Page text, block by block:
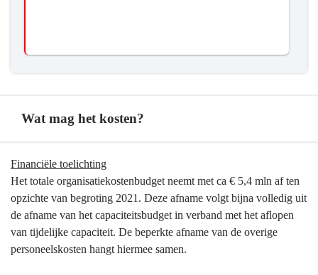
Wat mag het kosten?
Terug
naar
navigatie
Bedrijfsvoering
Financiële toelichting
Het totale organisatiekostenbudget neemt met ca € 5,4 mln af ten
opzichte van begroting 2021. Deze afname volgt bijna volledig uit
de afname van het capaciteitsbudget in verband met het aflopen
van tijdelijke capaciteit. De beperkte afname van de overige
personeelskosten hangt hiermee samen.